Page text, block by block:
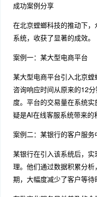
成功案例分享
在北京螳螂科技的推动下
系统，收获了显著的成效。
案例一：某大型电商平台
某大型电商平台引入北京
咨询响应时间从原来的12
度。平台的交易量在系统
疑是AI在线客服系统带来的
案例二：某银行的客户服务
某银行在引入该系统后，
理。他们通过数据积累分
期，大幅度减少了客户等待